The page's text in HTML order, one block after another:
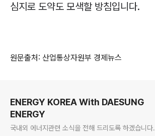
심지로 도약도 모색할 방침입니다.
원문출처: 산업통상자원부 경제뉴스
ENERGY KOREA With DAESUNG
ENERGY
국내외 에너지관련 소식을 전해 드리도록 하겠습니다.